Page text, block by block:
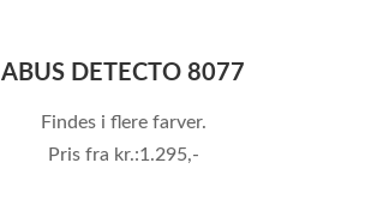
ABUS DETECTO 8077
Findes i flere farver.
Pris fra kr.:1.295,-